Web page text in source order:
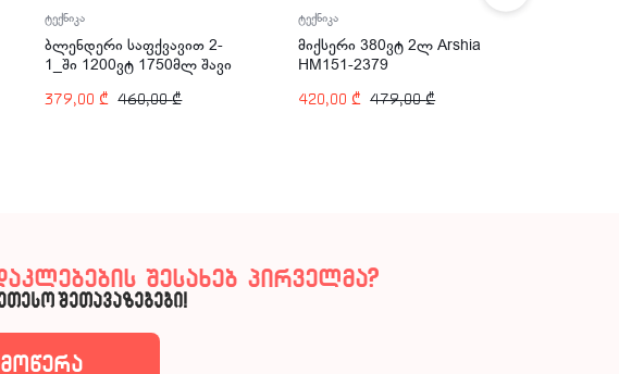
ტექნიკა
ბლენდერი საფქვავით 2-
1_ში 1200ვტ 1750მლ შავი
379,00 ₾ 460,00₾
ტექნიკა
მიქსერი 380ვტ 2ლ Arshia
HM151-2379
420,00 ₾ 479,00₾
შესახებ პირველმა?
შეთავაზებები!